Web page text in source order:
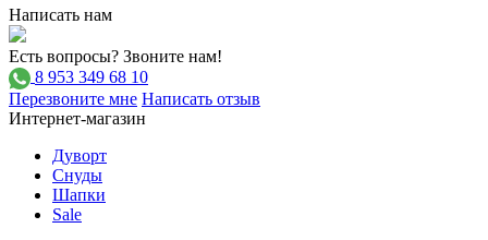
Написать нам
Есть вопросы? Звоните нам!
8 953 349 68 10
Перезвоните мне Написать отзыв
Интернет-магазин
Дуворт
Снуды
Шапки
Sale